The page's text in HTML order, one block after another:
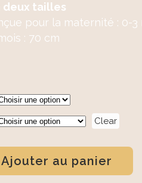
deux tailles
pour la maternité : 0-3
: 70 cm
Clear
Ajouter au panier